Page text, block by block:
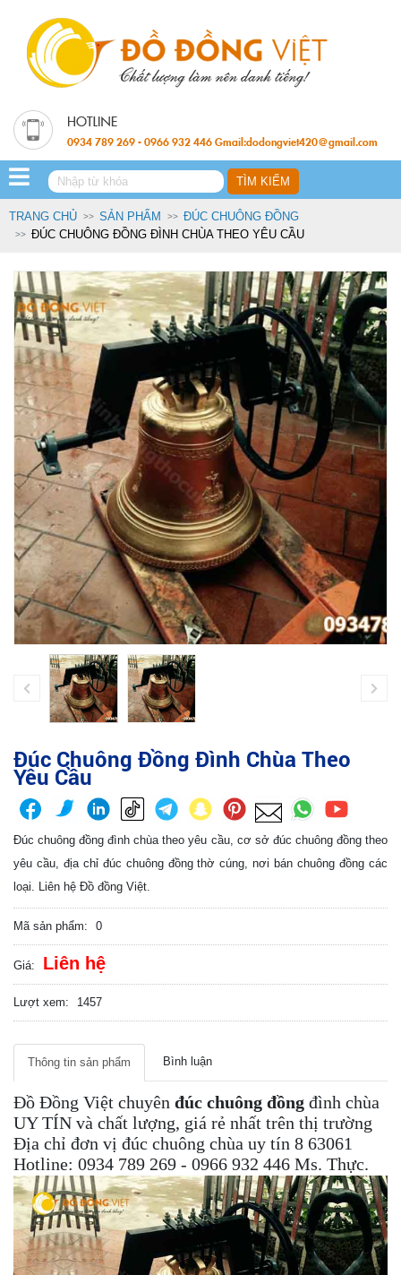
0934 789 269 - 0966 932 446 Gmail:dodongviet420@gmail.com
TRANG CHỦ SẢN PHẨM
ĐÚC CHUÔNG ĐỒNG
ĐÚC CHUÔNG ĐỒNG ĐÌNH CHÙA THEO YÊU CẦU
Đúc Chuông Đồng Đình Chùa Theo
Yêu Cầu
Đúc chuông đồng đình chùa theo yêu cầu, cơ sở đúc chuông đồng theo
yêu cầu, địa chỉ đúc chuông đồng thờ cúng, nơi bán chuông đồng các
loại. Liên hệ Đồ đồng Việt.
Mã sản phẩm: 0
Giá: Liên hệ
Lượt xem: 1457
Thông tin sản phẩm Bình luận
Đồ Đồng Việt chuyên đúc chuông đồng đình chùa
UY TÍN và chất lượng, giá rẻ nhất trên thị trường
Địa chỉ đơn vị đúc chuông chùa uy tín 8 63061
Hotline: 0934 789 269 - 0966 932 446 Ms. Thực.